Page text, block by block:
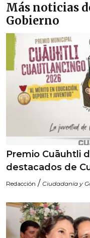
Más noticias
Gobierno
Premio Cuāuhtli
destacados de
Redacción / Ciudadanía y